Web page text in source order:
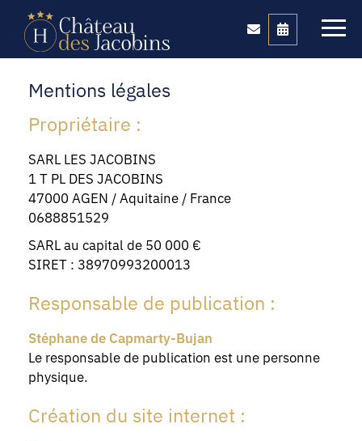
Mentions légales
Propriétaire :
SARL LES JACOBINS
1 T PL DES JACOBINS
47000 AGEN / Aquitaine / France
0688851529
SARL au capital de 50 000 €
SIRET : 38970993200013
Responsable de publication :
Stéphane de Capmarty-Bujan
Le responsable de publication est une personne
physique.
Création du site internet :